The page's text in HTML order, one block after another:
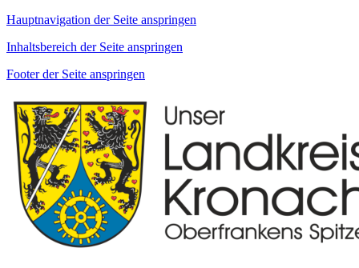
Hauptnavigation der Seite anspringen
Inhaltsbereich der Seite anspringen
Footer der Seite anspringen